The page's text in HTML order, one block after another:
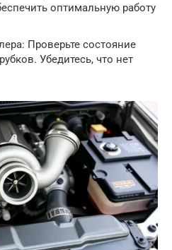
оптимальную работу
Проверьте состояние
Убедитесь, что нет